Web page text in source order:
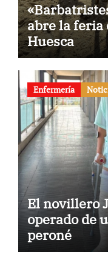
abre la feria
Huesca
Enfermería
El novillero
operado de
peroné